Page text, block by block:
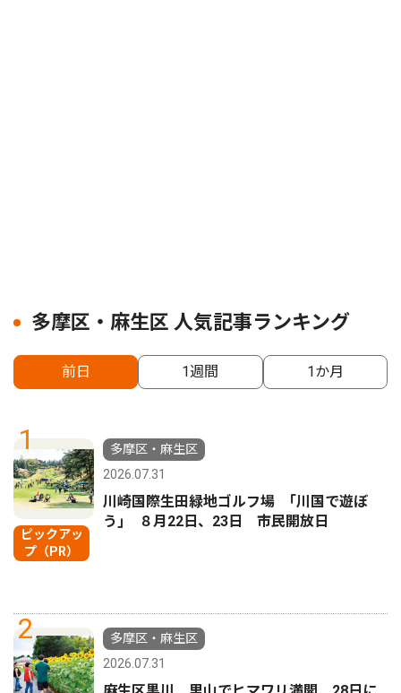
多摩区・麻生区 人気記事ランキング
前日 1週間 1か月
1
ピックアッ
プ（PR）
多摩区・麻生区
2026.07.31
川崎国際生田緑地ゴルフ場 ｢川国で遊ぼ
う｣ ８月22日、23日 市民開放日
2
多摩区・麻生区
2026.07.31